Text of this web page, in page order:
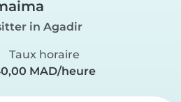
in Agadir
Taux horaire
MAD/heure